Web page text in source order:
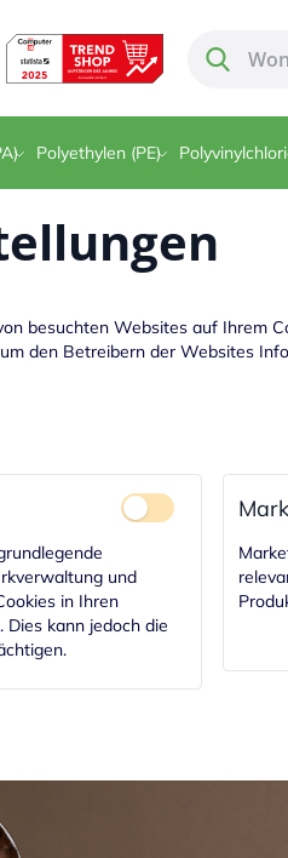
Polyethylen (PE)
besuchten Websites auf
den Betreibern der Websites
und
in Ihren
kann jedoch die